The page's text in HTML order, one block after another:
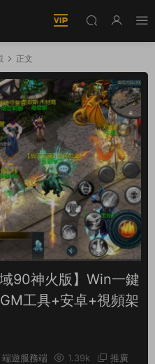
正文
90神火版】Win一鍵
工具+安卓+視頻架
端遊服務端 1.39k 推廣